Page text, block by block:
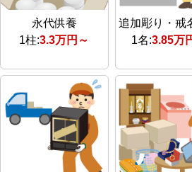
永代供養
1柱:3.3万円～
追加彫り・戒
1名:3.85万